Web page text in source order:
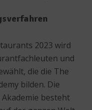
2023 wird
und
die die The
bilden. Die
besteht